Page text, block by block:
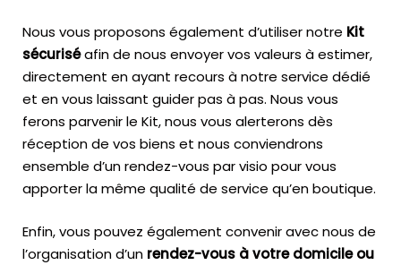
Nous vous proposons également d’utiliser notre Kit
sécuriséafin de nous envoyer vos valeurs à estimer,
directement en ayant recours à notre service dédié
et en vous laissant guider pas à pas. Nous vous
ferons parvenir le Kit, nous vous alerterons dès
réception de vos biens et nous conviendrons
ensemble d’un rendez-vous par visio pour vous
apporter la même qualité de service qu’en boutique.
Enfin, vous pouvez également convenir avec nous de
l’organisation d’un rendez-vous à votre domicile ou